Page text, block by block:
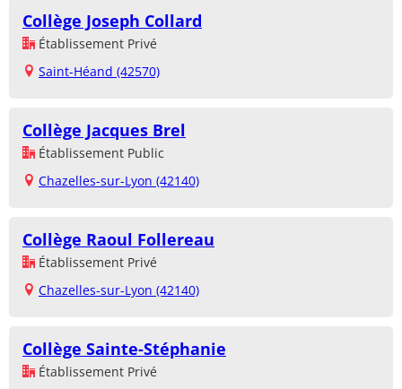
Collège Joseph Collard
Établissement Privé
Saint-Héand (42570)
Collège Jacques Brel
Établissement Public
Chazelles-sur-Lyon (42140)
Collège Raoul Follereau
Établissement Privé
Chazelles-sur-Lyon (42140)
Collège Sainte-Stéphanie
Établissement Privé